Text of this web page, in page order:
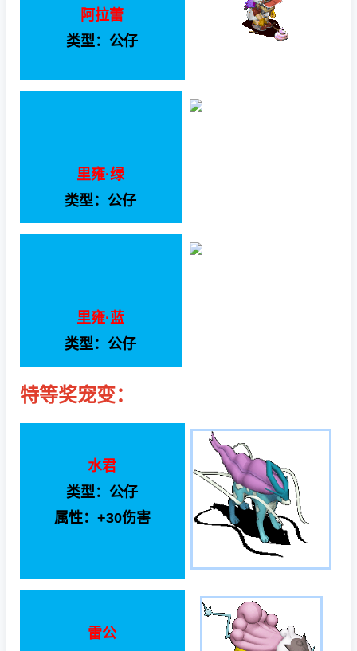
阿拉蕾
类型：公仔
里雍·绿
类型：公仔
里雍·蓝
类型：公仔
特等奖宠变：
水君
类型：公仔
属性：+30伤害
雷公